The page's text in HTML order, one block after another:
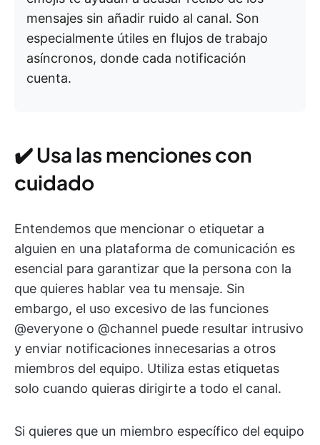
mensajes sin añadir ruido al canal. Son
especialmente útiles en flujos de trabajo
asíncronos, donde cada notificación
cuenta.
✔️ Usa las menciones con
cuidado
Entendemos que mencionar o etiquetar a
alguien en una plataforma de comunicación es
esencial para garantizar que la persona con la
que quieres hablar vea tu mensaje. Sin
embargo, el uso excesivo de las funciones
@everyone o @channel puede resultar intrusivo
y enviar notificaciones innecesarias a otros
miembros del equipo. Utiliza estas etiquetas
solo cuando quieras dirigirte a todo el canal.
Si quieres que un miembro específico del equipo